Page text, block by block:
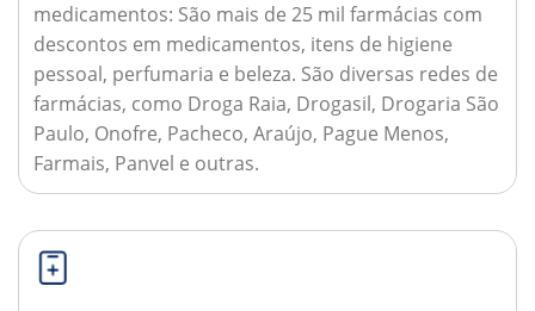
medicamentos: São mais de 25 mil farmácias com
descontos em medicamentos, itens de higiene
pessoal, perfumaria e beleza. São diversas redes de
farmácias, como Droga Raia, Drogasil, Drogaria São
Paulo, Onofre, Pacheco, Araújo, Pague Menos,
Farmais, Panvel e outras.